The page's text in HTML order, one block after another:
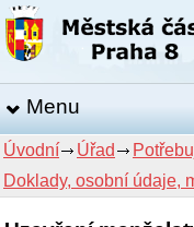
Menu
Úvodní Úřad
Doklady, osobní údaje,